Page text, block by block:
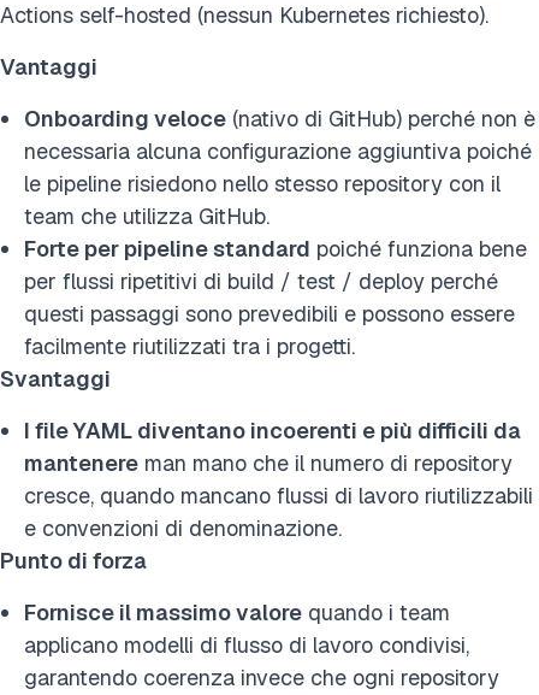
Actions self-hosted (nessun Kubernetes richiesto).
Vantaggi
Onboarding veloce (nativo di GitHub) perché non è
necessaria alcuna configurazione aggiuntiva poiché
le pipeline risiedono nello stesso repository con il
team che utilizza GitHub.
Forte per pipeline standard poiché funziona bene
per flussi ripetitivi di build / test / deploy perché
questi passaggi sono prevedibili e possono essere
facilmente riutilizzati tra i progetti.
Svantaggi
I file YAML diventano incoerenti e più difficili da
mantenere man mano che il numero di repository
cresce, quando mancano flussi di lavoro riutilizzabili
e convenzioni di denominazione.
Punto di forza
Fornisce il massimo valore quando i team
applicano modelli di flusso di lavoro condivisi,
garantendo coerenza invece che ogni repository